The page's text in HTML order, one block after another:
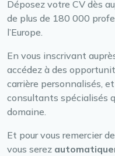
Déposez votre CV dès
de plus de 180 000
l’Europe.
En vous inscrivant
accédez à des
carrière personnalisés,
consultants spécialisés
domaine.
Et pour vous remercier
vous serez